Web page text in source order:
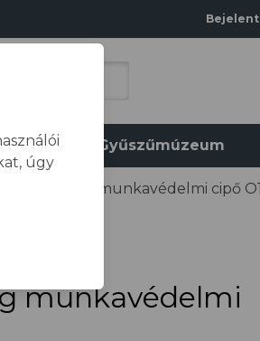
Gyűszűmúzeum
K-Young munkavédelmi cipő
munkavédelmi
úgy